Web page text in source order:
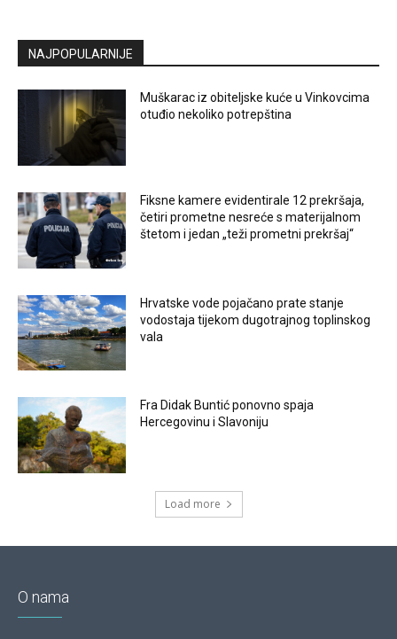
NAJPOPULARNIJE
Muškarac iz obiteljske kuće u Vinkovcima
otuđio nekoliko potrepština
Fiksne kamere evidentirale 12 prekršaja,
četiri prometne nesreće s materijalnom
štetom i jedan „teži prometni prekršaj“
Hrvatske vode pojačano prate stanje
vodostaja tijekom dugotrajnog toplinskog
vala
Fra Didak Buntić ponovno spaja
Hercegovinu i Slavoniju
Load more
O nama